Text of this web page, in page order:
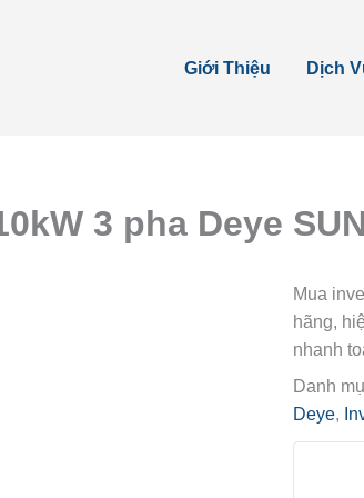
Giới Thiệu Dịch
3 pha Deye
Mua
hãng,
nhanh
Danh
Deye,